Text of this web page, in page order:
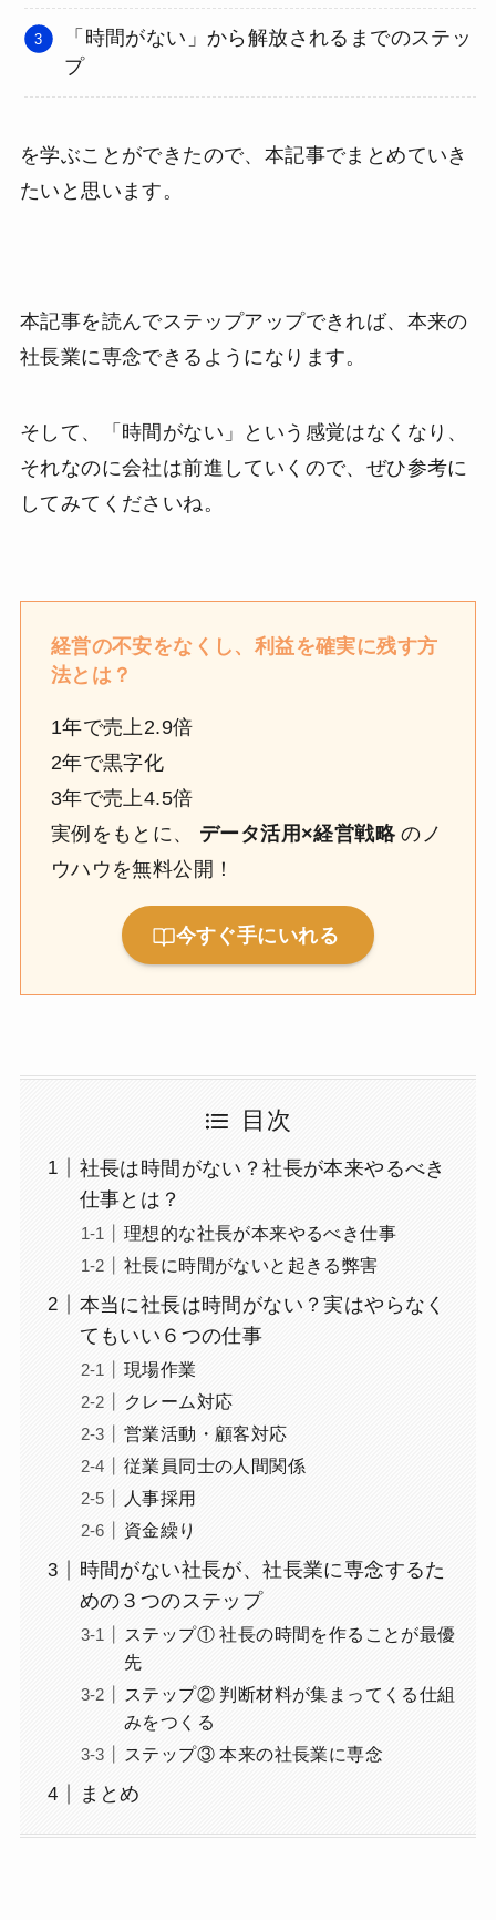
「時間がない」から解放されるまでのステッ
プ
を学ぶことができたので、本記事でまとめていき
たいと思います。
本記事を読んでステップアップできれば、本来の
社長業に専念できるようになります。
そして、「時間がない」という感覚はなくなり、
それなのに会社は前進していくので、ぜひ参考に
してみてくださいね。
経営の不安をなくし、利益を確実に残す方
法とは？
1年で売上2.9倍
2年で黒字化
3年で売上4.5倍
実例をもとに、 データ活用×経営戦略 のノ
ウハウを無料公開！
今すぐ手にいれる
目次
社長は時間がない？社長が本来やるべき
仕事とは？
理想的な社長が本来やるべき仕事
社長に時間がないと起きる弊害
本当に社長は時間がない？実はやらなく
てもいい６つの仕事
現場作業
クレーム対応
営業活動・顧客対応
従業員同士の人間関係
人事採用
資金繰り
時間がない社長が、社長業に専念するた
めの３つのステップ
ステップ① 社長の時間を作ることが最優
先
ステップ② 判断材料が集まってくる仕組
みをつくる
ステップ③ 本来の社長業に専念
まとめ